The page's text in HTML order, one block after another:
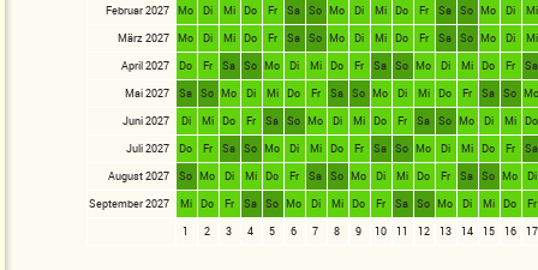
Februar 2027 Mo Di Mi Do Fr Sa So Mo Di Mi Do Fr Sa So Mo Di
Mi
März 2027 Mo Di Mi Do Fr Sa So Mo Di Mi Do Fr Sa So Mo Di
Mi
April 2027
Do Fr Sa So Mo Di Mi Do Fr Sa So Mo Di Mi Do Fr
Sa
Mai 2027
Sa So Mo Di Mi Do Fr Sa So Mo Di Mi Do Fr Sa So
Juni 2027
Di Mi Do Fr Sa So Mo Di Mi Do Fr Sa So Mo Di Mi Do
Juli 2027
Do Fr Sa So Mo Di Mi Do Fr Sa So Mo Di Mi Do Fr
Sa
August 2027
So Mo Di Mi Do Fr Sa So Mo Di Mi Do Fr Sa So Mo
Di
September 2027
Mi Do Fr Sa So Mo Di Mi Do Fr Sa So Mo Di Mi Do
Fr
1
2 3 4 5 6 7 8 9 10 11 12 13 14 15 16 17